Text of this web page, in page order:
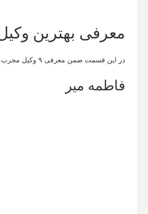
معرفی بهترین
در این قسمت ضمن معرفی ۹ وکیل مجرب و متخصص
فاطمه میر